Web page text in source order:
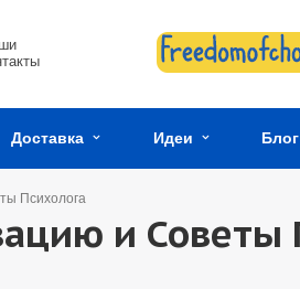
Доставка Идеи Блог
Психолога
и Советы